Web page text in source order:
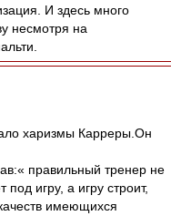
И здесь много
несмотря на
харизмы Карреры.Он
правильный тренер не
под игру, а игру строит,
имеющихся